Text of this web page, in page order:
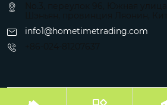
info1@hometimetrading.com
Авторское право©Шэньян Хуэйфэнтай